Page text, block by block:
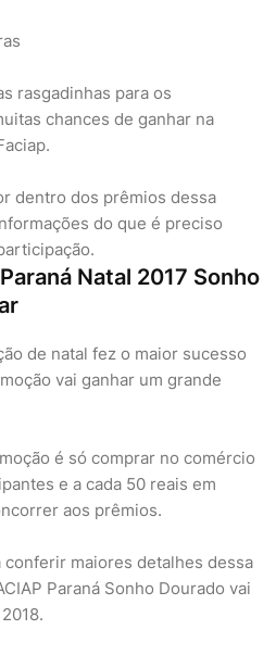
rasgadinhas para os
chances de ganhar na
dentro dos prêmios dessa
do que é preciso
Natal 2017 Sonho
de natal fez o maior sucesso
vai ganhar um grande
é só comprar no comércio
e a cada 50 reais em
aos prêmios.
conferir maiores detalhes dessa
Paraná Sonho Dourado vai